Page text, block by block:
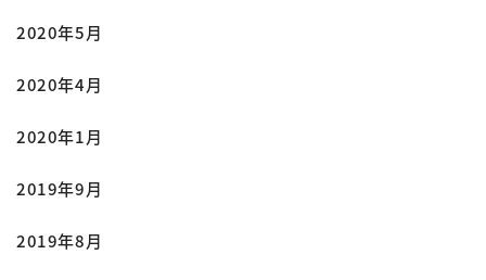
2020年5月
2020年4月
2020年1月
2019年9月
2019年8月